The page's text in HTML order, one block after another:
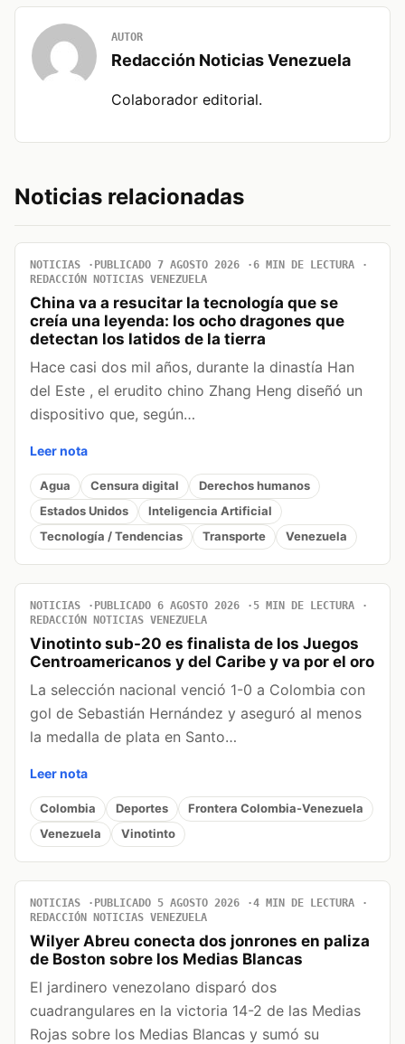
AUTOR
Redacción Noticias Venezuela
Colaborador editorial.
Noticias relacionadas
NOTICIAS PUBLICADO 7 AGOSTO 2026
6 MIN DE LECTURA
REDACCIÓN NOTICIAS VENEZUELA
China va a resucitar la tecnología que se
creía una leyenda: los ocho dragones que
detectan los latidos de la tierra
Hace casi dos mil años, durante la dinastía Han
del Este , el erudito chino Zhang Heng diseñó un
dispositivo que, según…
Leer nota
Agua Censura digital
Derechos humanos
Estados Unidos
Inteligencia Artificial
Tecnología / Tendencias
Transporte Venezuela
NOTICIAS PUBLICADO 6 AGOSTO 2026
5 MIN DE LECTURA
REDACCIÓN NOTICIAS VENEZUELA
Vinotinto sub-20 es finalista de los Juegos
Centroamericanos y del Caribe y va por el oro
La selección nacional venció 1-0 a Colombia con
gol de Sebastián Hernández y aseguró al menos
la medalla de plata en Santo…
Leer nota
Colombia Deportes
Frontera Colombia-Venezuela
Venezuela
Vinotinto
NOTICIAS PUBLICADO 5 AGOSTO 2026
4 MIN DE LECTURA
REDACCIÓN NOTICIAS VENEZUELA
Wilyer Abreu conecta dos jonrones en paliza
de Boston sobre los Medias Blancas
El jardinero venezolano disparó dos
cuadrangulares en la victoria 14-2 de las Medias
Rojas sobre los Medias Blancas y sumó su